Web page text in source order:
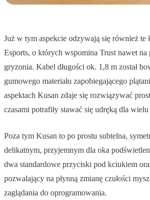
Już w tym aspekcie odzywają się również te
Esports, o których wspomina Trust nawet na
gryzonia. Kabel długości ok. 1,8 m został
gumowego materiału zapobiegającego
aspektach Kusan zdaje się rozwiązywać
czasami potrafiły stawać się udręką dla wielu
Poza tym Kusan to po prostu subtelna,
delikatnym, przyjemnym dla oka
dwa standardowe przyciski pod kciukiem
pozwalający na płynną zmianę czułości
zaglądania do oprogramowania.